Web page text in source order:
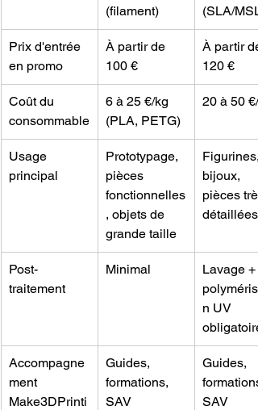
(filament)
(SLA/
Prix d'entrée
en promo
À partir de
100 €
À partir de
120 €
Coût du
consommable
6 à 25 €/kg
(PLA, PETG)
20 à 50 €/
Usage
principal
Prototypage,
pièces
fonctionnelles
, objets de
grande taille
Figurines,
bijoux,
pièces
détaillées
Post-
traitement
Minimal
Lavage +
n UV
Accompagne
ment
Make3DPrinti
Guides,
formations,
SAV
Guides,
SAV